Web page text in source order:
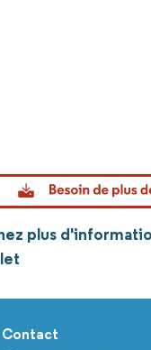
plus
Contact